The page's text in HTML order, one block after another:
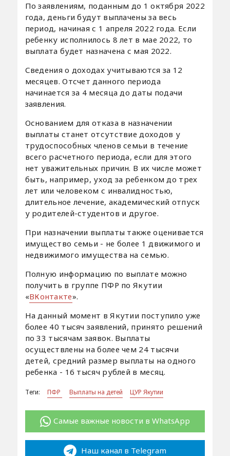
По заявлениям, поданным до 1 октября 2022
года, деньги будут выплачены за весь
период, начиная с 1 апреля 2022 года. Если
ребенку исполнилось 8 лет в мае 2022, то
выплата будет назначена с мая 2022.
Сведения о доходах учитываются за 12
месяцев. Отсчет данного периода
начинается за 4 месяца до даты подачи
заявления.
Основанием для отказа в назначении
выплаты станет отсутствие доходов у
трудоспособных членов семьи в течение
всего расчетного периода, если для этого
нет уважительных причин. В их числе может
быть, например, уход за ребенком до трех
лет или человеком с инвалидностью,
длительное лечение, академический отпуск
у родителей-студентов и другое.
При назначении выплаты также оценивается
имущество семьи - не более 1 движимого и
недвижимого имущества на семью.
Полную информацию по выплате можно
получить в группе ПФР по Якутии
«ВКонтакте».
На данный момент в Якутии поступило уже
более 40 тысяч заявлений, принято решений
по 33 тысячам заявок. Выплаты
осуществлены на более чем 24 тысячи
детей, средний размер выплаты на одного
ребенка - 16 тысяч рублей в месяц.
Теги: ПФР Выплаты на детей ЦУР Якутии
Самые важные новости в WhatsApp
Наш канал в Telegram